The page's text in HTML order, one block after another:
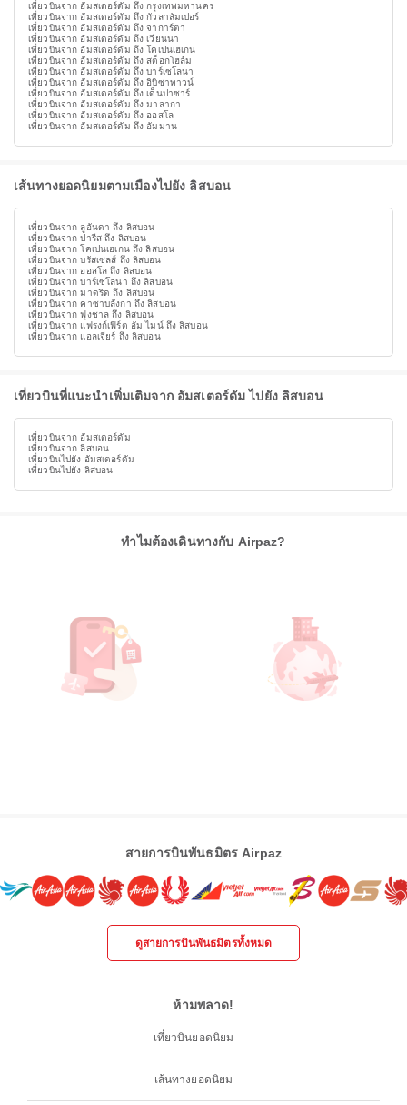
เที่ยวบินจาก อัมสเตอร์ดัม ถึง กรุงเทพมหานคร
เที่ยวบินจาก อัมสเตอร์ดัม ถึง กัวลาลัมเปอร์
เที่ยวบินจาก อัมสเตอร์ดัม ถึง จาการ์ตา
เที่ยวบินจาก อัมสเตอร์ดัม ถึง เวียนนา
เที่ยวบินจาก อัมสเตอร์ดัม ถึง โคเปนเฮเกน
เที่ยวบินจาก อัมสเตอร์ดัม ถึง สต็อกโฮล์ม
เที่ยวบินจาก อัมสเตอร์ดัม ถึง บาร์เซโลนา
เที่ยวบินจาก อัมสเตอร์ดัม ถึง อิบิซาทาวน์
เที่ยวบินจาก อัมสเตอร์ดัม ถึง เด็นปาซาร์
เที่ยวบินจาก อัมสเตอร์ดัม ถึง มาลากา
เที่ยวบินจาก อัมสเตอร์ดัม ถึง ออสโล
เที่ยวบินจาก อัมสเตอร์ดัม ถึง อัมมาน
เส้นทางยอดนิยมตามเมืองไปยัง ลิสบอน
เที่ยวบินจาก ลูอันดา ถึง ลิสบอน
เที่ยวบินจาก ปารีส ถึง ลิสบอน
เที่ยวบินจาก โคเปนเฮเกน ถึง ลิสบอน
เที่ยวบินจาก บรัสเซลส์ ถึง ลิสบอน
เที่ยวบินจาก ออสโล ถึง ลิสบอน
เที่ยวบินจาก บาร์เซโลนา ถึง ลิสบอน
เที่ยวบินจาก มาดริด ถึง ลิสบอน
เที่ยวบินจาก คาซาบลังกา ถึง ลิสบอน
เที่ยวบินจาก ฟุงชาล ถึง ลิสบอน
เที่ยวบินจาก แฟรงก์เฟิร์ต อัม ไมน์ ถึง ลิสบอน
เที่ยวบินจาก แอลเจียร์ ถึง ลิสบอน
เที่ยวบินที่แนะนำเพิ่มเติมจาก อัมสเตอร์ดัม ไปยัง ลิสบอน
เที่ยวบินจาก อัมสเตอร์ดัม
เที่ยวบินจาก ลิสบอน
เที่ยวบินไปยัง อัมสเตอร์ดัม
เที่ยวบินไปยัง ลิสบอน
ทำไมต้องเดินทางกับ Airpaz?
สายการบินพันธมิตร Airpaz
ดูสายการบินพันธมิตรทั้งหมด
ห้ามพลาด!
เที่ยวบินยอดนิยม
เส้นทางยอดนิยม